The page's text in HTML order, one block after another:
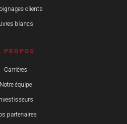
clients
blancs
PROPOS
Carrières
Notre équipe
partenaires